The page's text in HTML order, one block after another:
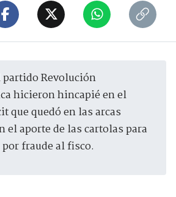
hicieron hincapié en el
que quedó en las arcas
el aporte de las cartolas para
fraude al fisco.